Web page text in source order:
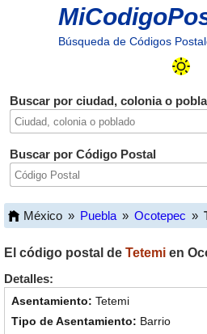
Búsqueda de Códigos
Buscar por ciudad, colonia o
Buscar por Código Postal
México » Puebla » Ocotepec »
El código postal de Tetemi en
Detalles:
Tetemi
Barrio